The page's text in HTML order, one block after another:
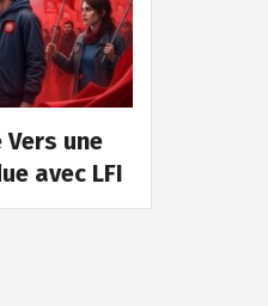
une
avec LFI